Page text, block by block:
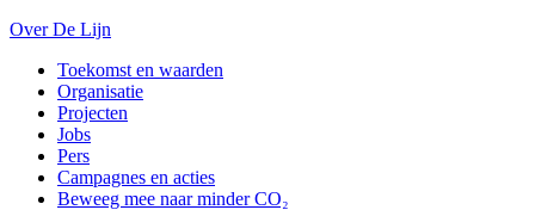
Over De Lijn
Toekomst en waarden
Organisatie
Projecten
Jobs
Pers
Campagnes en acties
Beweeg mee naar minder CO₂